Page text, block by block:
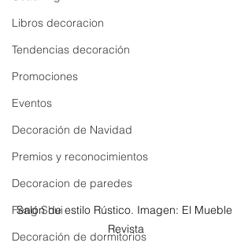
Libros decoracion
Tendencias decoración
Promociones
Eventos
Decoración de Navidad
Premios y reconocimientos
Decoracion de paredes
Feng Shui
Decoración de dormitorios
Salón de estilo Rústico. Imagen: El Mueble
Revista